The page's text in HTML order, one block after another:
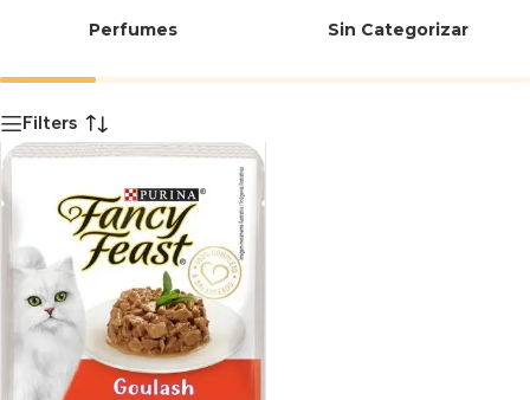
Perfumes Sin Categorizar
Filters